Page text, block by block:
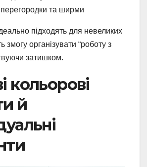
перегородки та ширми
підходять для невеликих
змогу організувати “роботу з
затишком.
кольорові
й